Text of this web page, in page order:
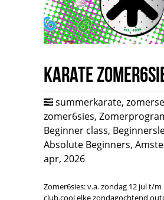
Karate
summerkarate,
zomer6sies,
Beginner class,
Absolute Beginners,
apr, 2026
Zomer6sies: v.a. zondag 12 jul t/
club.cool elke zondagochtend